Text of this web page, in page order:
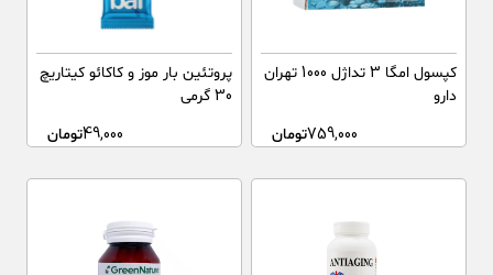
کپسول امگا 3 تداژل 1000 تهران
دارو
759,000تومان
پروتئین بار موز و کاکائو کیتاریچ
30 گرمی
49,000تومان